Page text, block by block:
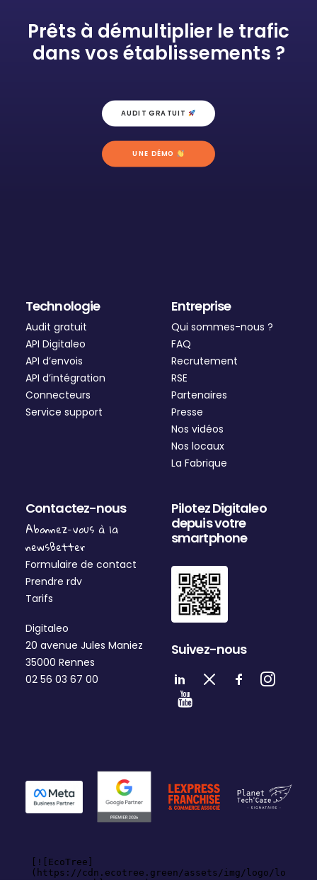
Prêts à démultiplier le trafic
dans vos établissements ?
AUDIT GRATUIT
UNE DÉMO
Technologie
Audit gratuit
API Digitaleo
API d’envois
API d’intégration
Connecteurs
Service support
Entreprise
Qui sommes-nous ?
FAQ
Recrutement
RSE
Partenaires
Presse
Nos vidéos
Nos locaux
La Fabrique
Contactez-nous
Abonnez-vous à la
newsBetter
Formulaire de contact
Prendre rdv
Tarifs
Digitaleo
20 avenue Jules Maniez
35000 Rennes
02 56 03 67 00
Pilotez Digitaleo
depuis votre
smartphone
Suivez-nous